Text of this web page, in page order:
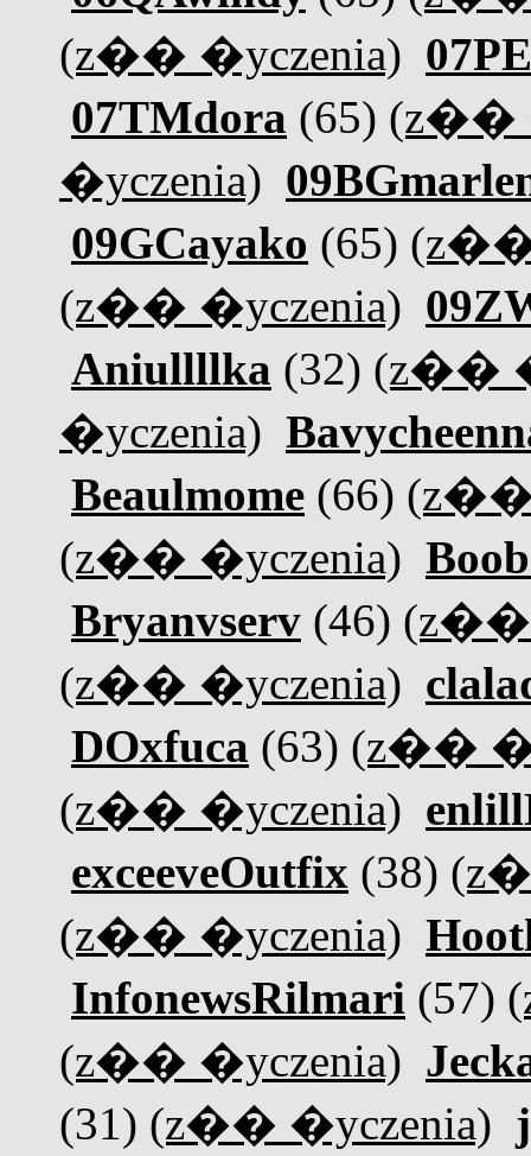
(z�� �yczenia)
07TMdora (65) (z��
�yczenia)
09GCayako (65) (z��
(z�� �yczenia)
Aniullllka (32) (z��
�yczenia)
Beaulmome (66) (z��
(z�� �yczenia)
Bryanvserv (46) (z��
(z�� �yczenia)
DOxfuca (63) (z��
(z�� �yczenia)
exceeveOutfix (38)
(z�� �yczenia)
InfonewsRilmari (57)
(z�� �yczenia)
(31) (z�� �yczenia)